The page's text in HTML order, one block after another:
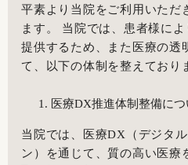
平素より当院をご利用いただ
ます。 当院では、患者様に
提供するため、また医療の透
て、以下の体制を整えており
医療DX推進体制整備につ
当院では、医療DX
（デジタ
ン）を通じて、質の高い医療